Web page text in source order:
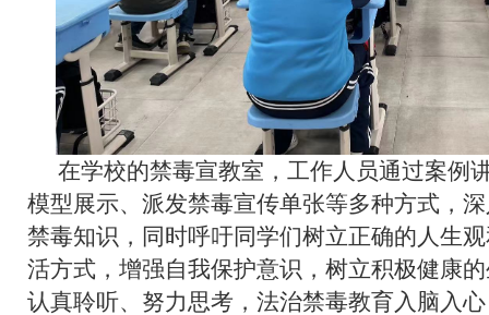
在学校的禁毒宣教室，工作人员通过案例
模型展示、派发禁毒宣传单张等多种方式，
禁毒知识，同时呼吁同学们树立正确的人生
活方式，增强自我保护意识，树立积极健康
认真聆听、努力思考，法治禁毒教育入脑入